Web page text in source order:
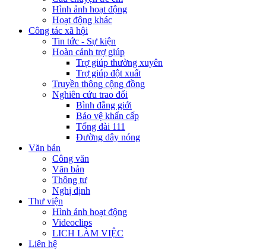
Hình ảnh hoạt động
Hoạt động khác
Công tác xã hội
Tin tức - Sự kiện
Hoàn cảnh trợ giúp
Trợ giúp thường xuyên
Trợ giúp đột xuất
Truyền thông cộng đồng
Nghiên cứu trao đổi
Bình đẳng giới
Bảo vệ khẩn cấp
Tổng đài 111
Đường dây nóng
Văn bản
Công văn
Văn bản
Thông tư
Nghị định
Thư viện
Hình ảnh hoạt động
Videoclips
LICH LÀM VIỆC
Liên hệ